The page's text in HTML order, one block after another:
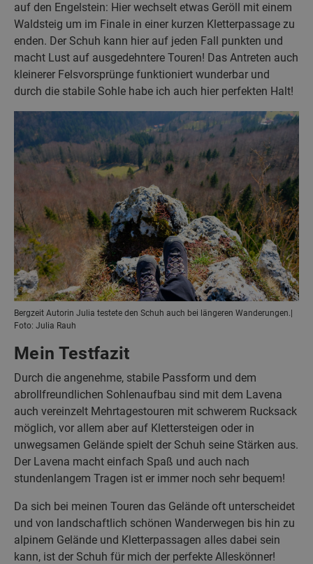
auf den Engelstein: Hier wechselt etwas Geröll mit einem
Waldsteig um im Finale in einer kurzen Kletterpassage zu
enden. Der Schuh kann hier auf jeden Fall punkten und
macht Lust auf ausgedehntere Touren! Das Antreten auch
kleinerer Felsvorsprünge funktioniert wunderbar und
durch die stabile Sohle habe ich auch hier perfekten Halt!
Bergzeit Autorin Julia testete den Schuh auch bei längeren Wanderungen.|
Foto: Julia Rauh
Mein Testfazit
Durch die angenehme, stabile Passform und dem
abrollfreundlichen Sohlenaufbau sind mit dem Lavena
auch vereinzelt Mehrtagestouren mit schwerem Rucksack
möglich, vor allem aber auf Klettersteigen oder in
unwegsamen Gelände spielt der Schuh seine Stärken aus.
Der Lavena macht einfach Spaß und auch nach
stundenlangem Tragen ist er immer noch sehr bequem!
Da sich bei meinen Touren das Gelände oft unterscheidet
und von landschaftlich schönen Wanderwegen bis hin zu
alpinem Gelände und Kletterpassagen alles dabei sein
kann, ist der Schuh für mich der perfekte Alleskönner!